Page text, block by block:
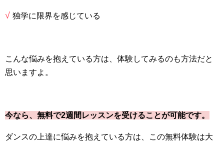
√ 独学に限界を感じている
こんな悩みを抱えている方は、体験してみるのも方法だと
思いますよ。
今なら、無料で2週間レッスンを受けることが可能です。
ダンスの上達に悩みを抱えている方は、この無料体験は大